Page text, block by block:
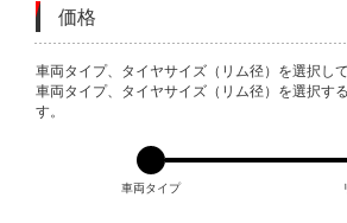
価格
VARIATIONS
車両タイプ、タイヤサイズ（リム径）を選択して
車両タイプ、タイヤサイズ（リム径）を選択す
す。
車両タイプ